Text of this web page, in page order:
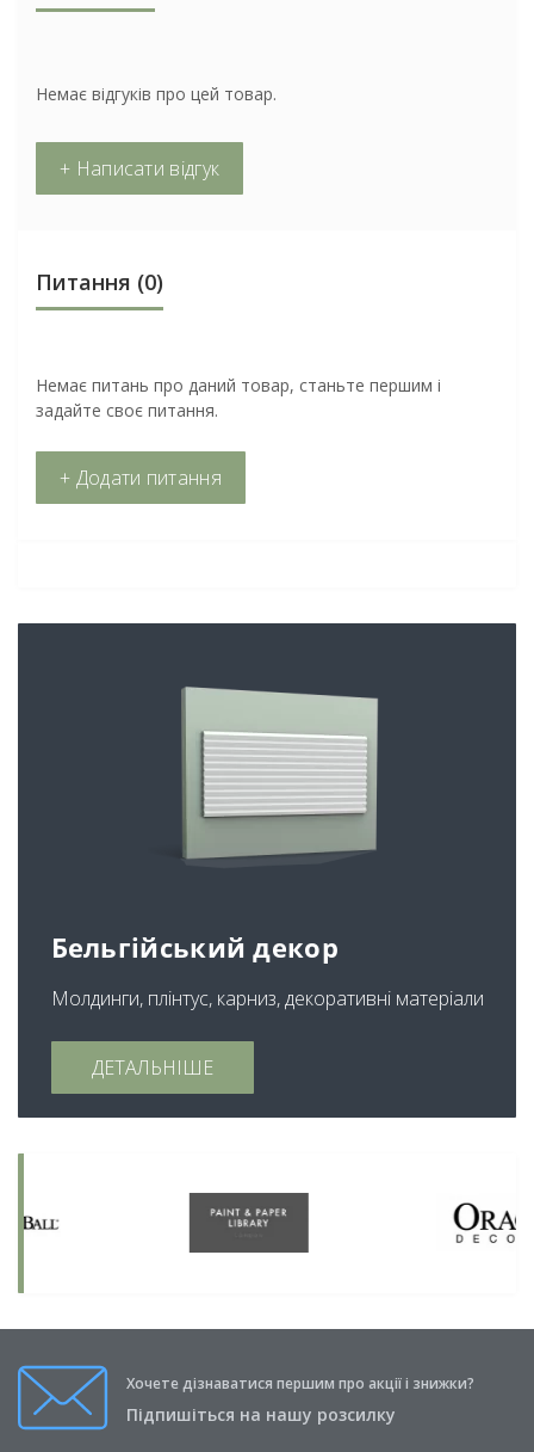
Немає відгуків про цей товар.
+ Написати відгук
Питання (0)
Немає питань про даний товар, станьте першим і
задайте своє питання.
+ Додати питання
Бельгійський декор
Молдинги, плінтус, карниз, декоративні матеріали
ДЕТАЛЬНІШЕ
Хочете дізнаватися першим про акції і знижки?
Підпишіться на нашу розсилку